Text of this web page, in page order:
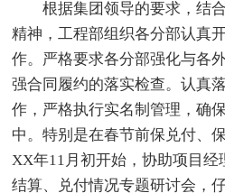
根据集团领导的要求，结
精神，工程部组织各分部认真
作。严格要求各分部强化与各
强合同履约的落实检查。认真
作，严格执行实名制管理，确
中。特别是在春节前保兑付、
XX年11月初开始，协助项目
结算、兑付情况专题研讨会，